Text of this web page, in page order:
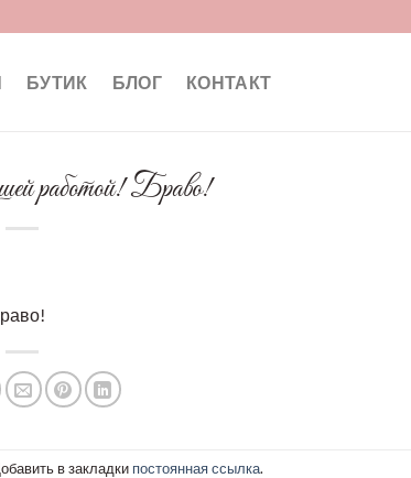
БУТИК БЛОГ КОНТАКТ
работой! Браво!
в закладки постоянная ссылка.